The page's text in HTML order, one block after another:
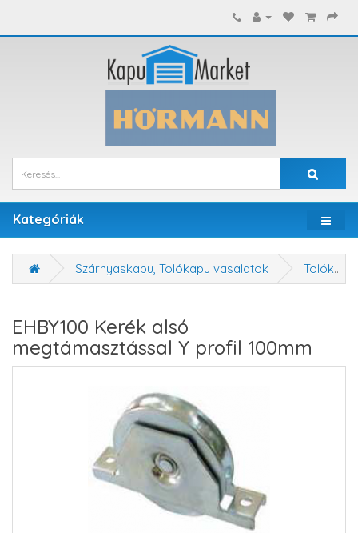
Kategóriák
Szárnyaskapu, Tolókapu vasalatok Tolókapu csapágyazott kerekek
EHBY100 Kerék alsó
megtámasztással Y profil 100mm